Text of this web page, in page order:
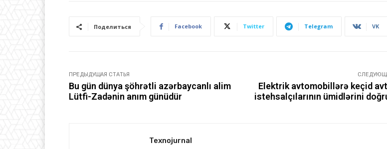
Поделиться Facebook Twitter Telegram VK
ПРЕДЫДУЩАЯ СТАТЬЯ
Bu gün dünya şöhrətli azərbaycanlı alim
Lütfi-Zadənin anım günüdür
Elektrik avtomobillərə keçid
istehsalçılarının ümidlərini
Texnojurnal